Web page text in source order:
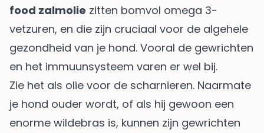
food zalmolie zitten bomvol omega 3-
vetzuren, en die zijn cruciaal voor de algehele
gezondheid van je hond. Vooral de gewrichten
en het immuunsysteem varen er wel bij.
Zie het als olie voor de scharnieren. Naarmate
je hond ouder wordt, of als hij gewoon een
enorme wildebras is, kunnen zijn gewrichten